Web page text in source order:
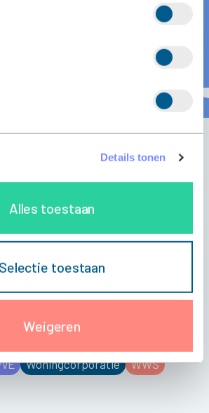
Details tonen
Alles toestaan
Selectie toestaan
Weigeren
Commercieel vastgoed
Inspectie
Duurzaamheid
(I&A)
Kadaster
Klantverhaal Magazine
NEN2580
Software
Trending
Woningcorporatie WWS